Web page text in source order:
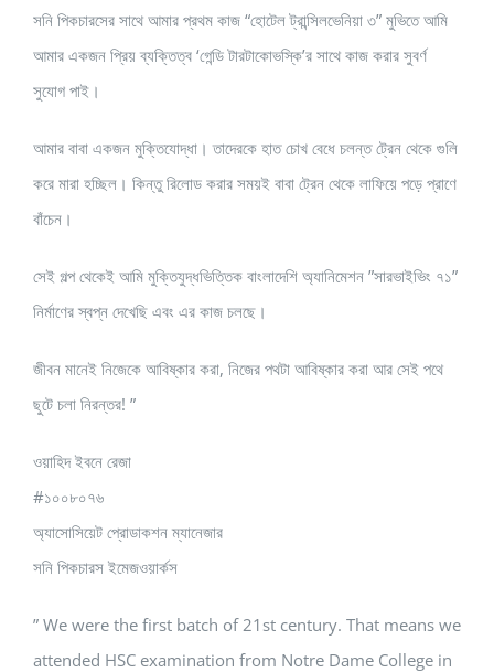
সনি পিকচারসের সাথে আমার প্রথম কাজ “হোটেল ট্রান্সিলভেনিয়া ৩” মুভিতে আমি
আমার একজন প্রিয় ব্যক্তিত্ব ‘গেন্ডি টারটাকোভস্কি’র সাথে কাজ করার সুবর্ণ
সুযোগ পাই।
আমার বাবা একজন মুক্তিযোদ্ধা। তাদেরকে হাত চোখ বেধে চলন্ত ট্রেন থেকে গুলি
করে মারা হচ্ছিল। কিন্তু রিলোড করার সময়ই বাবা ট্রেন থেকে লাফিয়ে পড়ে প্রাণে
বাঁচেন।
সেই গল্প থেকেই আমি মুক্তিযুদ্ধভিত্তিক বাংলাদেশি অ্যানিমেশন ”সারভাইভিং ৭১”
নির্মাণের স্বপ্ন দেখেছি এবং এর কাজ চলছে।
জীবন মানেই নিজেকে আবিষ্কার করা, নিজের পথটা আবিষ্কার করা আর সেই পথে
ছুটে চলা নিরন্তর! ”
ওয়াহিদ ইবনে রেজা
#১০০৮০৭৬
অ্যাসোসিয়েট প্রোডাকশন ম্যানেজার
সনি পিকচারস ইমেজওয়ার্কস
” We were the first batch of 21st century. That means we
attended HSC examination from Notre Dame College in